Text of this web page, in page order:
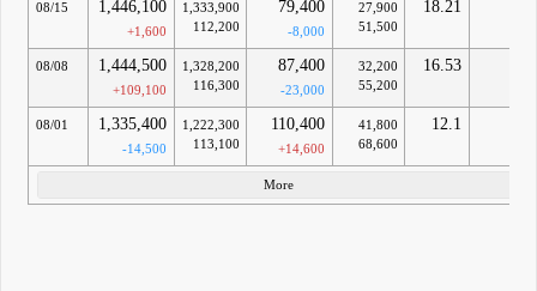
08/15 1,446,100
+1,600
1,333,900
112,200
79,400
-8,000
27,900
51,500
18.21
08/08 1,444,500
+109,100
1,328,200
116,300
87,400
-23,000
32,200
55,200
16.53
08/01 1,335,400
-14,500
1,222,300
113,100
110,400
+14,600
41,800
68,600
12.1
More